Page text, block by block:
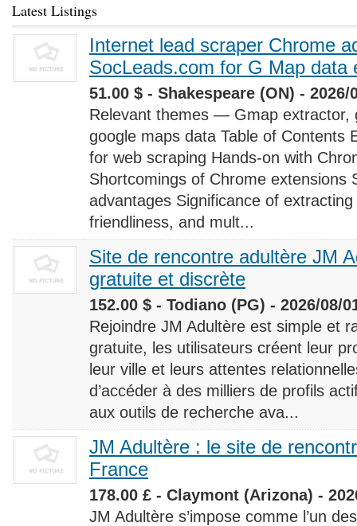
Latest Listings
Internet lead scraper Chrome
SocLeads.com for G Map data
51.00 $ - Shakespeare (ON) - 2026/
Relevant themes — Gmap extractor,
google maps data Table of Contents
for web scraping Hands-on with
Shortcomings of Chrome extensions
advantages Significance of
friendliness, and mult...
Site de rencontre adultère JM
gratuite et discrète
152.00 $ - Todiano (PG) - 2026/08/
Rejoindre JM Adultère est simple et
gratuite, les utilisateurs créent leur
leur ville et leurs attentes
d’accéder à des milliers de profils
aux outils de recherche ava...
JM Adultère : le site de
France
178.00 £ - Claymont (Arizona) -
JM Adultère s’impose comme l’un